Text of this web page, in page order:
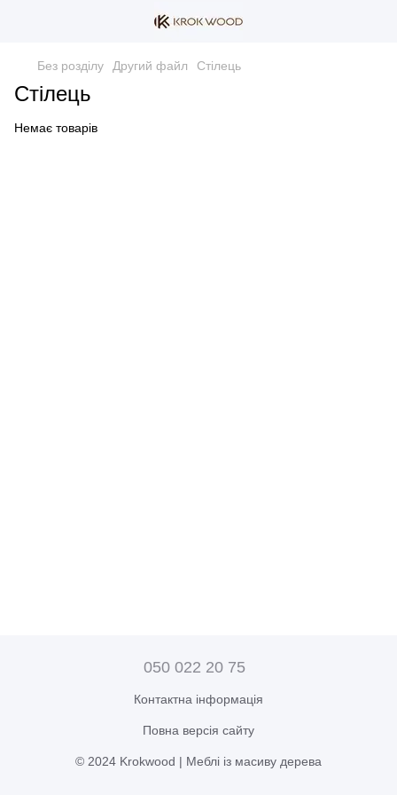
Без розділу Другий файл Стілець
Стілець
Немає товарів
050 022 20 75
Контактна інформація
Повна версія сайту
© 2024 Krokwood | Меблі із масиву дерева